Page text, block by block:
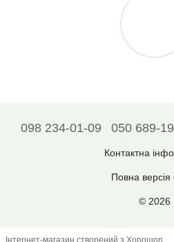
098 234-01-09 050 689-
Контактна
Повна версія
© 2026